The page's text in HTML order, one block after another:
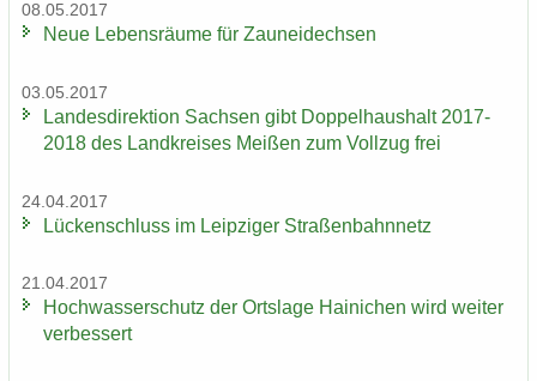
08.05.2017
Neue Le­bens­räu­me für Zaun­ei­dech­sen
03.05.2017
Lan­des­di­rek­ti­on Sach­sen gibt Dop­pel­haus­halt 2017-
2018 des Land­krei­ses Mei­ßen zum Voll­zug frei
24.04.2017
Lü­cken­schluss im Leip­zi­ger Stra­ßen­bahn­netz
21.04.2017
Hoch­was­ser­schutz der Orts­la­ge Hai­ni­chen wird wei­ter
ver­bes­sert